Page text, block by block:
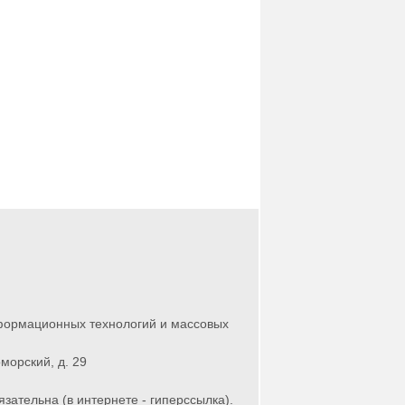
технологий и массовых
д. 29
(в интернете - гиперссылка).